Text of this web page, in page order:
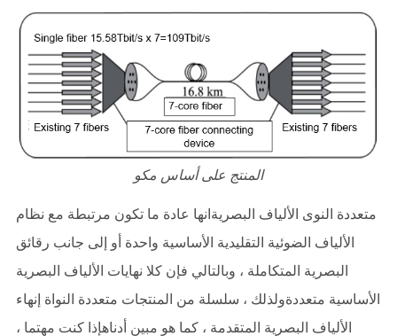
المنتج على أساس مكو
متعددة النوى الألياف البصريةانها عادة ما تكون مرتبطة مع نظام
الألياف الضوئية التقليدية الأساسية واحدة أو إلى جانب رقائق
البصرية المتكاملة ، وبالتالي فإن كلا نهايات الألياف البصرية
الأساسية متعددةولذلك ، سلسلة من المنتجات متعددة النواة إنهاء
الألياف البصرية المتقدمة ، كما هو مبين أدناهإذا كنت مهتما ،